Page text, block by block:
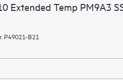
Extended Temp PM9A3
P49021-B21